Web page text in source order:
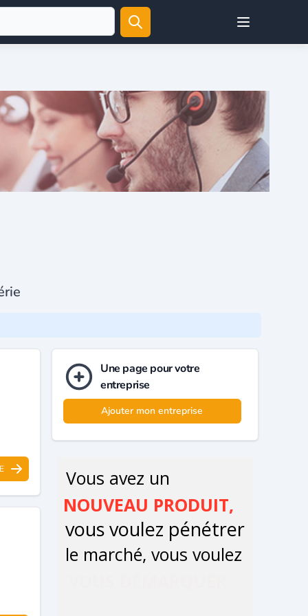
Open user menu
Une page pour votre
entreprise
Ajouter mon entreprise